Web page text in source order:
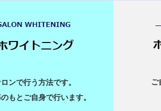
ンで行う方法です。
もとご自身で行います。
ご